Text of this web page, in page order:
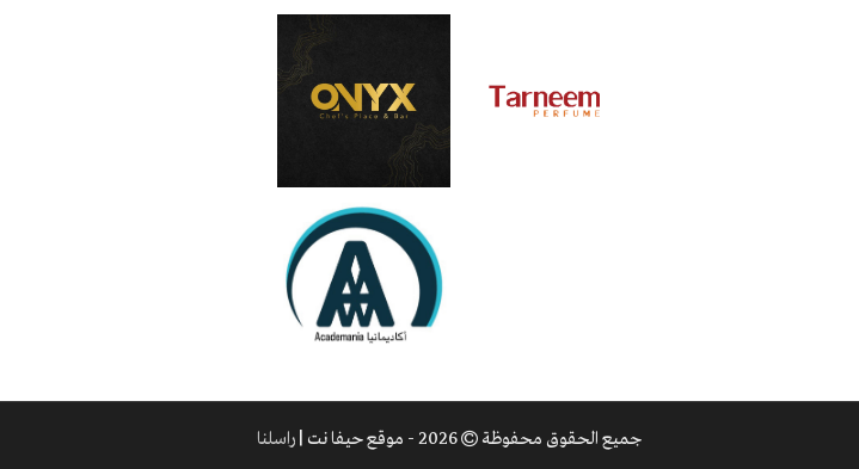
جميع الحقوق محفوظة راسلنا